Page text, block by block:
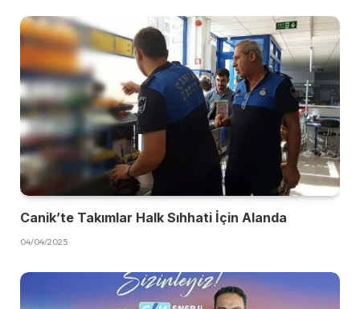
Canik’te Takımlar Halk Sıhhati İçin Alanda
04/04/2025